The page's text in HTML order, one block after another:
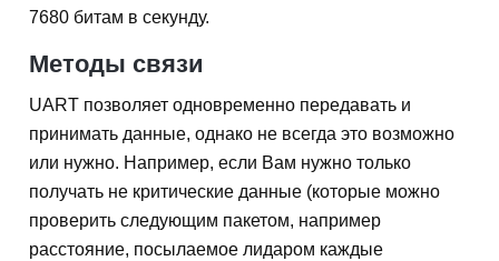
7680 битам в секунду.
Методы связи
UART позволяет одновременно передавать и
принимать данные, однако не всегда это возможно
или нужно. Например, если Вам нужно только
получать не критические данные (которые можно
проверить следующим пакетом, например
расстояние, посылаемое лидаром каждые